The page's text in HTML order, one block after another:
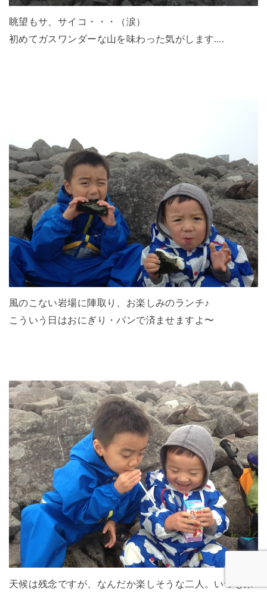
眺望もサ、サイコ・・・（涙）
初めてガスワンダーな山を味わった気がします….
風のこない岩場に陣取り、お楽しみのランチ♪
こういう日はおにぎり・パンで済ませますよ〜
天候は残念ですが、なんだか楽しそうな二人。いつも来